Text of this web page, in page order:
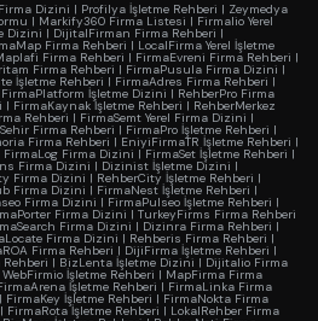
Dizini | Profilya İşletme Rehberi | Zeymedya
| Markify360 Firma Listesi | Firmalio Yerel
Dizini | DijitalFirman Firma Rehberi |
Firma Rehberi | LocalFirma Yerel İşletme
Firma Rehberi | FirmaEvreni Firma Rehberi |
Firma Rehberi | FirmaPusula Firma Dizini |
İşletme Rehberi | FirmaAdres Firma Rehberi |
FirmaPlatform İşletme Dizini | RehberPro Firma
| FirmaKaynak İşletme Rehberi | RehberMerkez
Rehberi | FirmaSemt Yerel Firma Dizini |
Firma Rehberi | FirmaPro İşletme Rehberi |
Firma Rehberi | EniyiFirmaTR İşletme Rehberi |
FirmaLog Firma Dizini |FirmaSet İşletme Rehberi |
Firma Dizini | Dizinist İşletme Dizini |
Firma Dizini | RehberCity İşletme Rehberi |
Firma Dizini | FirmaNest İşletme Rehberi |
Firma Dizini | FirmaPulseo İşletme Rehberi |
Firma Dizini | TurkeyFirms Firma Rehberi
Firma Dizini | Dizinra Firma Rehberi |
Firma Dizini | Rehberis Firma Rehberi |
Firma Rehberi | DijiFirma İşletme Rehberi |
| BizLenta İşletme Dizini | Dijitalio Firma
WebFirmio İşletme Rehberi | MapFirma Firma
İşletme Rehberi | FirmaLinka Firma
| FirmaKey İşletme Rehberi | FirmaNokta Firma
| FirmaRota İşletme Rehberi | LokalRehber Firma